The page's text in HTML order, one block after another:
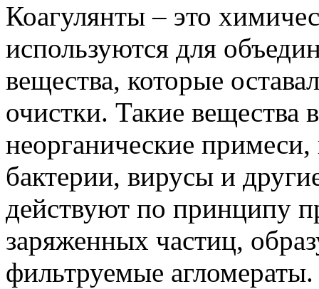
Коагулянты – это
используются для
вещества, которые
очистки. Такие вещества
неорганические
бактерии, вирусы и
действуют по принципу
заряженных частиц,
фильтруемые агломераты.